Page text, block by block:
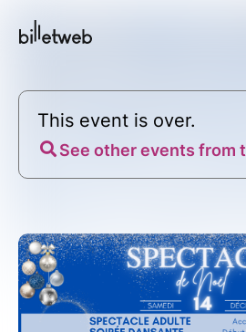
This event is over.
See other events from